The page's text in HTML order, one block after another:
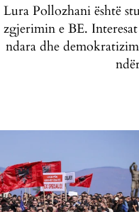
Lura Pollozhani është
zgjerimin e BE.
ndara dhe